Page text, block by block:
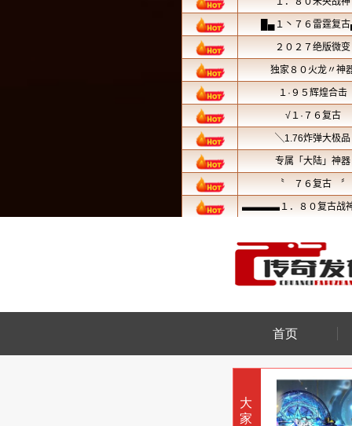
首页
大
家